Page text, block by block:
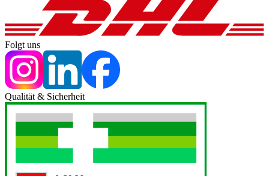
Folgt uns
Qualität & Sicherheit